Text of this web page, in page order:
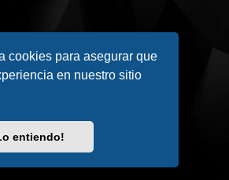
cookies para asegurar que
en nuestro sitio
entiendo!